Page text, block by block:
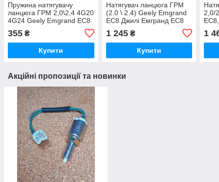
Пружина натягувачу
ланцюга ГРМ 2,0\2,4 4G20
4G24 Geely Emgrand EC8
355 ₴
Купити
Натягувач ланцюга ГРМ
(2.0 \ 2.4) Geely Emgrand
EC8 Джилі Емгранд ЕС8
1 245₴
Купити
2,0/
1
Акційні пропозиції та новинки